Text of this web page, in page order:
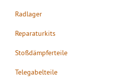
Radlager
Reparaturkits
Stoßdämpferteile
Telegabelteile